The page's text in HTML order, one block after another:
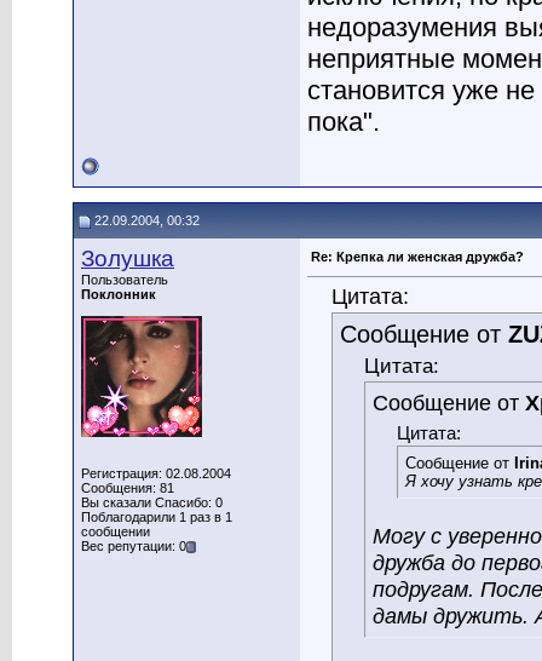
недоразумения
неприятные
становится уже
пока".
22.09.2004, 00:32
Золушка
Пользователь
Поклонник
Регистрация: 02.08.2004
Сообщения: 81
Вы сказали Спасибо: 0
Поблагодарили 1 раз в 1
сообщении
Вес репутации: 0
Re: Крепка ли женская дружба?
Цитата:
Сообщение от
Цитата:
Сообщение от
Цитата:
Сообщение от
Я хочу узнать
Могу с
дружба до
подругам.
дамы дружить.